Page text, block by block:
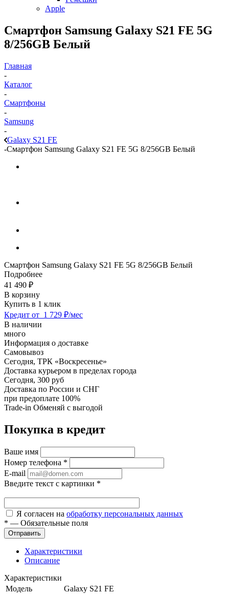
Apple
Смартфон Samsung Galaxy S21 FE 5G
8/256GB Белый
Главная
-
Каталог
-
Смартфоны
-
Samsung
-
Galaxy S21 FE
-Смартфон Samsung Galaxy S21 FE 5G 8/256GB Белый
Смартфон Samsung Galaxy S21 FE 5G 8/256GB Белый
Подробнее
41 490 ₽
В корзину
Купить в 1 клик
Кредит от 1 729 ₽/мес
В наличии
много
Информация о доставке
Самовывоз
Сегодня, ТРК «Воскресенье»
Доставка курьером в пределах города
Сегодня, 300 руб
Доставка по России и СНГ
при предоплате 100%
Trade-in Обменяй с выгодой
Покупка в кредит
Ваше имя
Номер телефона *
E-mail
Введите текст с картинки *
Я согласен на обработку персональных данных
* — Обязательные поля
Характеристики
Описание
Характеристики
Модель
Galaxy S21 FE